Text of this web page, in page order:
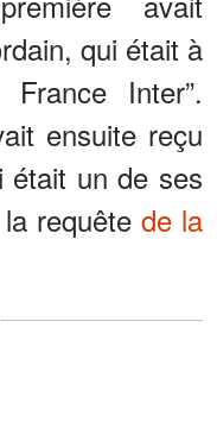
qui était à
Inter”.
ensuite reçu
était un de ses
requête de la